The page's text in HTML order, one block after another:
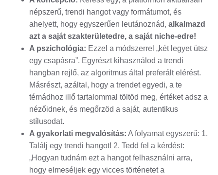
népszerű, trendi hangot vagy formátumot, és
ahelyett, hogy egyszerűen leutánoznád, alkalmazd
azt a saját szakterületedre, a saját niche-edre!
A pszichológia: Ezzel a módszerrel „két legyet ütsz
egy csapásra”. Egyrészt kihasználod a trendi
hangban rejlő, az algoritmus által preferált elérést.
Másrészt, azáltal, hogy a trendet egyedi, a te
témádhoz illő tartalommal töltöd meg, értéket adsz a
nézőidnek, és megőrzöd a saját, autentikus
stílusodat.
A gyakorlati megvalósítás: A folyamat egyszerű: 1.
Találj egy trendi hangot! 2. Tedd fel a kérdést:
„Hogyan tudnám ezt a hangot felhasználni arra,
hogy elmeséljek egy vicces történetet a